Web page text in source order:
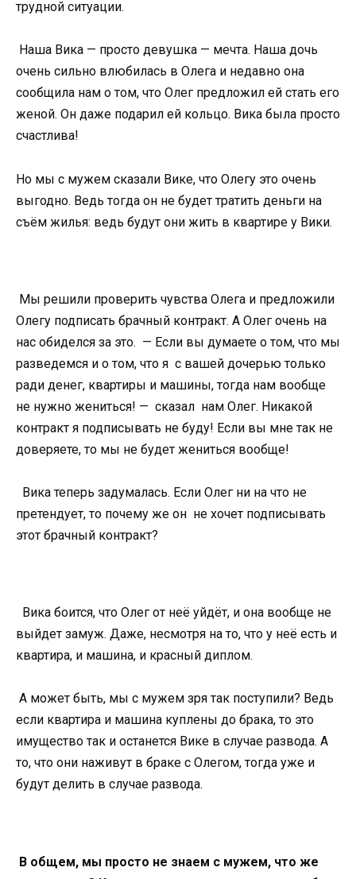
трудной ситуации.
Наша Вика — просто девушка — мечта. Наша дочь
очень сильно влюбилась в Олега и недавно она
сообщила нам о том, что Олег предложил ей стать его
женой. Он даже подарил ей кольцо. Вика была просто
счастлива!
Но мы с мужем сказали Вике, что Олегу это очень
выгодно. Ведь тогда он не будет тратить деньги на
съём жилья: ведь будут они жить в квартире у Вики.
Мы решили проверить чувства Олега и предложили
Олегу подписать брачный контракт. А Олег очень на
нас обиделся за это. — Если вы думаете о том, что мы
разведемся и о том, что я с вашей дочерью только
ради денег, квартиры и машины, тогда нам вообще
не нужно жениться! — сказал нам Олег. Никакой
контракт я подписывать не буду! Если вы мне так не
доверяете, то мы не будет жениться вообще!
Вика теперь задумалась. Если Олег ни на что не
претендует, то почему же он не хочет подписывать
этот брачный контракт?
Вика боится, что Олег от неё уйдёт, и она вообще не
выйдет замуж. Даже, несмотря на то, что у неё есть и
квартира, и машина, и красный диплом.
А может быть, мы с мужем зря так поступили? Ведь
если квартира и машина куплены до брака, то это
имущество так и останется Вике в случае развода. А
то, что они наживут в браке с Олегом, тогда уже и
будут делить в случае развода.
В общем, мы просто не знаем с мужем, что же